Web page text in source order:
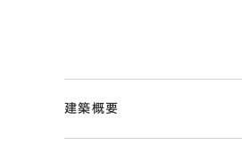
建築概要